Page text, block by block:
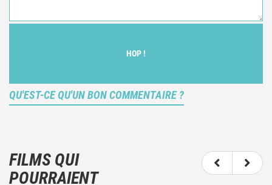
HOP !
QU'EST-CE QU'UN BON COMMENTAIRE ?
votre ressenti (et donc subjectif) du film.
N'hésitez pas à décrire clairement vos émotions
FILMS QUI
POURRAIENT